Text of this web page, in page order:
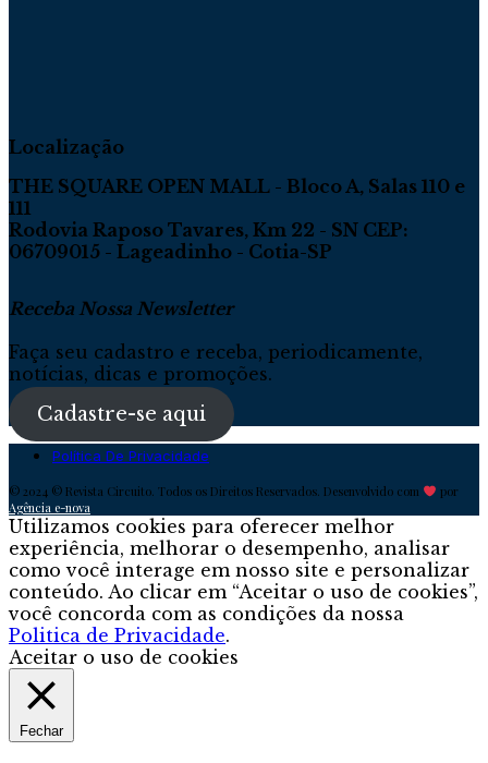
Localização
THE SQUARE OPEN MALL - Bloco A, Salas 110 e
111
Rodovia Raposo Tavares, Km 22 - SN CEP:
06709015 - Lageadinho - Cotia-SP
Receba Nossa Newsletter
Faça seu cadastro e receba, periodicamente,
notícias, dicas e promoções.
Cadastre-se aqui
Política De Privacidade
© 2024 © Revista Circuito. Todos os Direitos Reservados. Desenvolvido com
por
Agência e-nova
Utilizamos cookies para oferecer melhor
experiência, melhorar o desempenho, analisar
como você interage em nosso site e personalizar
conteúdo. Ao clicar em “Aceitar o uso de cookies”,
você concorda com as condições da nossa
Politica de Privacidade.
Aceitar o uso de cookies
Fechar